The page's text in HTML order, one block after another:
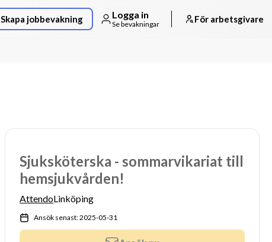
Skapa jobbevakning Logga in
Se bevakningar För arbetsgivare
Sjuksköterska - sommarvikariat till
hemsjukvården!
AttendoLinköping
Ansök senast: 2025-05-31